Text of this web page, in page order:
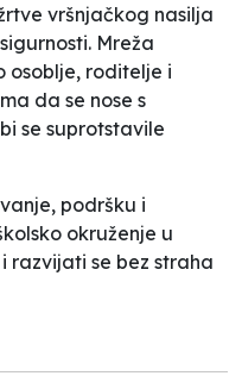
vršnjačkog nasilja
Mreža
osoblje, roditelje i
da se nose s
se suprotstavile
podršku i
okruženje u
razvijati se bez straha